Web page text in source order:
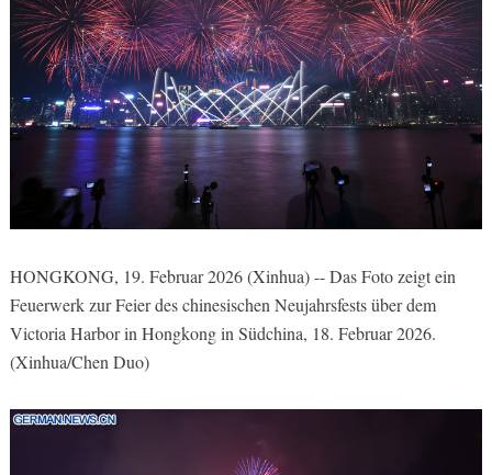
HONGKONG, 19. Februar 2026 (Xinhua) -- Das Foto zeigt ein
Feuerwerk zur Feier des chinesischen Neujahrsfests über dem
Victoria Harbor in Hongkong in Südchina, 18. Februar 2026.
(Xinhua/Chen Duo)